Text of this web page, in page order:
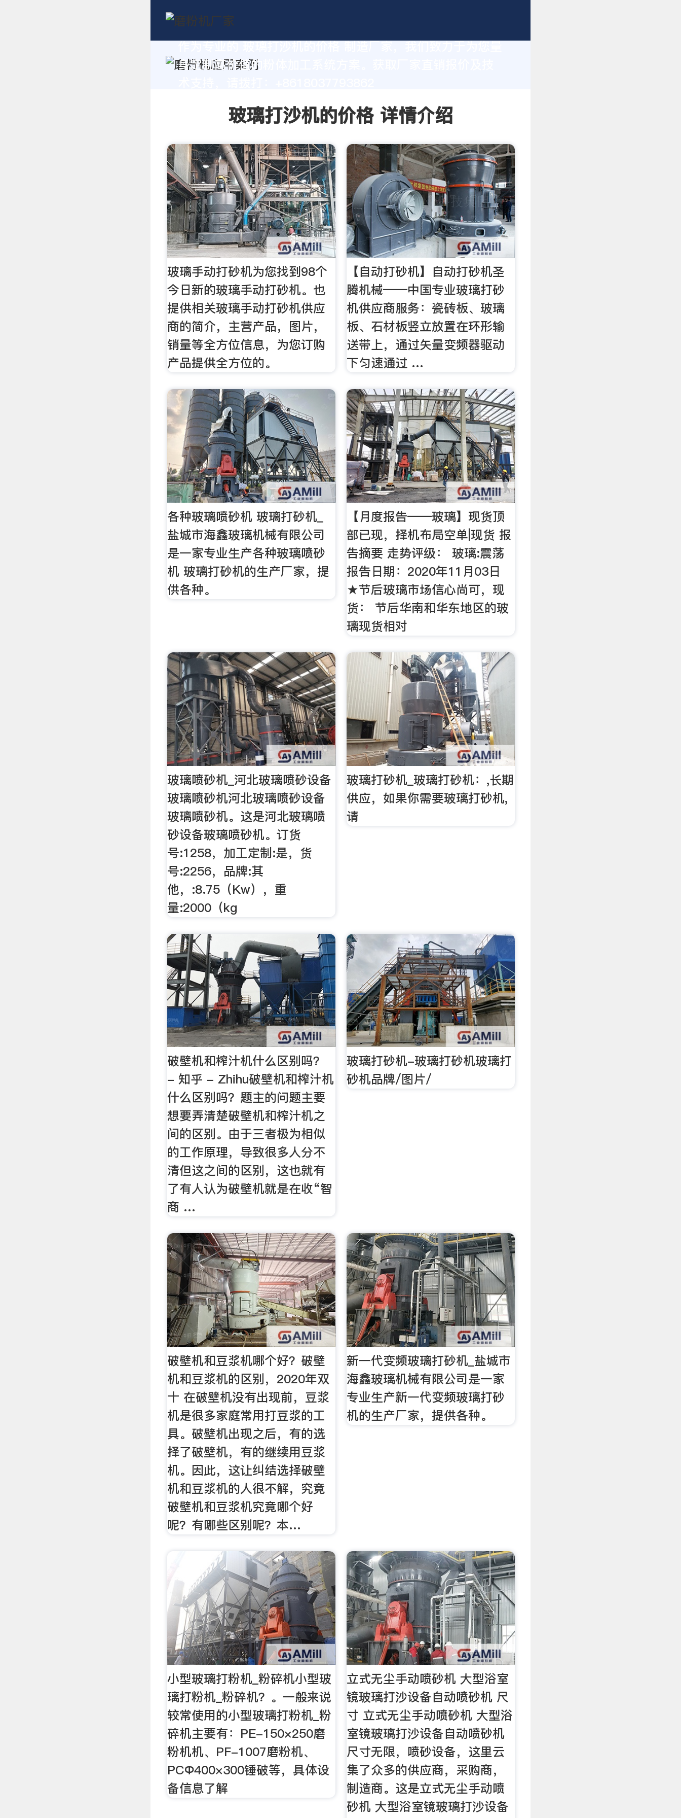
身定制高价值的粉体加工系统方案。获取厂家直销报价及技
玻璃打沙机的价格 详情介绍
玻璃手动打砂机为您找到98个
今日新的玻璃手动打砂机。也
提供相关玻璃手动打砂机供应
商的简介，主营产品，图片，
销量等全方位信息，为您订购
产品提供全方位的。
【自动打砂机】自动打砂机圣
腾机械——中国专业玻璃打砂
机供应商服务：瓷砖板、玻璃
板、石材板竖立放置在环形输
送带上，通过矢量变频器驱动
下匀速通过 …
各种玻璃喷砂机 玻璃打砂机_
盐城市海鑫玻璃机械有限公司
是一家专业生产各种玻璃喷砂
机 玻璃打砂机的生产厂家，提
供各种。
【月度报告——玻璃】现货顶
部已现，择机布局空单|现货 报
告摘要 走势评级： 玻璃:震荡
报告日期：2020年11月03日
★节后玻璃市场信心尚可，现
货： 节后华南和华东地区的玻
璃现货相对
玻璃喷砂机_河北玻璃喷砂设备
玻璃喷砂机河北玻璃喷砂设备
玻璃喷砂机。这是河北玻璃喷
砂设备玻璃喷砂机。订货
号:1258，加工定制:是，货
号:2256，品牌:其
他，:8.75（Kw），重
量:2000（kg
玻璃打砂机_玻璃打砂机：,长期
供应，如果你需要玻璃打砂机,
请
破壁机和榨汁机什么区别吗？
- 知乎 - Zhihu破壁机和榨汁机
什么区别吗？题主的问题主要
想要弄清楚破壁机和榨汁机之
间的区别。由于三者极为相似
的工作原理，导致很多人分不
清但这之间的区别，这也就有
了有人认为破壁机就是在收“智
商 …
玻璃打砂机-玻璃打砂机玻璃打
砂机品牌/图片/
破壁机和豆浆机哪个好？破壁
机和豆浆机的区别，2020年双
十 在破壁机没有出现前，豆浆
机是很多家庭常用打豆浆的工
具。破壁机出现之后，有的选
择了破壁机，有的继续用豆浆
机。因此，这让纠结选择破壁
机和豆浆机的人很不解，究竟
破壁机和豆浆机究竟哪个好
呢？有哪些区别呢？本…
新一代变频玻璃打砂机_盐城市
海鑫玻璃机械有限公司是一家
专业生产新一代变频玻璃打砂
机的生产厂家，提供各种。
小型玻璃打粉机_粉碎机小型玻
璃打粉机_粉碎机？。一般来说
较常使用的小型玻璃打粉机_粉
碎机主要有：PE-150×250磨
粉机机、PF-1007磨粉机、
PCΦ400×300锤破等，具体设
备信息了解
立式无尘手动喷砂机 大型浴室
镜玻璃打沙设备自动喷砂机 尺
寸 立式无尘手动喷砂机 大型浴
室镜玻璃打沙设备自动喷砂机
尺寸无限，喷砂设备，这里云
集了众多的供应商，采购商，
制造商。这是立式无尘手动喷
砂机 大型浴室镜玻璃打沙设备